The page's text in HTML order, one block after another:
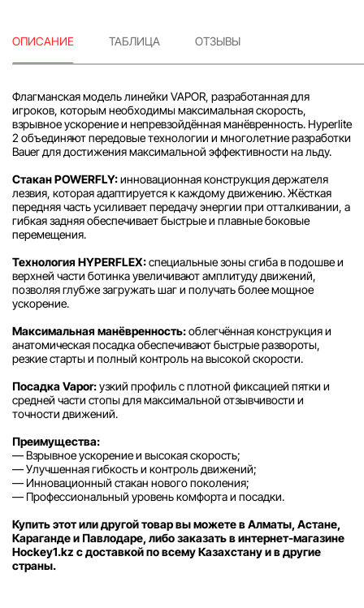
ОПИСАНИЕ ТАБЛИЦА ОТЗЫВЫ
Флагманская модель линейки VAPOR, разработанная для
игроков, которым необходимы максимальная скорость,
взрывное ускорение и непревзойдённая манёвренность. Hyperlite
2 объединяют передовые технологии и многолетние разработки
Bauer для достижения максимальной эффективности на льду.
Стакан POWERFLY:инновационная конструкция держателя
лезвия, которая адаптируется к каждому движению. Жёсткая
передняя часть усиливает передачу энергии при отталкивании, а
гибкая задняя обеспечивает быстрые и плавные боковые
перемещения.
Технология HYPERFLEX:специальные зоны сгиба в подошве и
верхней части ботинка увеличивают амплитуду движений,
позволяя глубже загружать шаг и получать более мощное
ускорение.
Максимальная манёвренность:облегчённая конструкция и
анатомическая посадка обеспечивают быстрые развороты,
резкие старты и полный контроль на высокой скорости.
Посадка Vapor:узкий профиль с плотной фиксацией пятки и
средней части стопы для максимальной отзывчивости и
точности движений.
Преимущества:
— Взрывное ускорение и высокая скорость;
— Улучшенная гибкость и контроль движений;
— Инновационный стакан нового поколения;
— Профессиональный уровень комфорта и посадки.
Купить этот или другой товар вы можете в Алматы, Астане,
Караганде и Павлодаре, либо заказать в интернет-магазине
Hockey1.kz с доставкой по всему Казахстану и в другие
страны.